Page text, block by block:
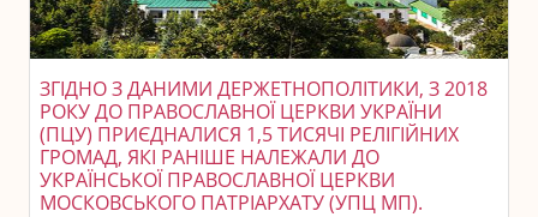
ЗГІДНО З ДАНИМИ ДЕРЖЕТНОПОЛІТИКИ, З 2018
РОКУ ДО ПРАВОСЛАВНОЇ ЦЕРКВИ УКРАЇНИ
(ПЦУ) ПРИЄДНАЛИСЯ 1,5 ТИСЯЧІ РЕЛІГІЙНИХ
ГРОМАД, ЯКІ РАНІШЕ НАЛЕЖАЛИ ДО
УКРАЇНСЬКОЇ ПРАВОСЛАВНОЇ ЦЕРКВИ
МОСКОВСЬКОГО ПАТРІАРХАТУ (УПЦ МП).